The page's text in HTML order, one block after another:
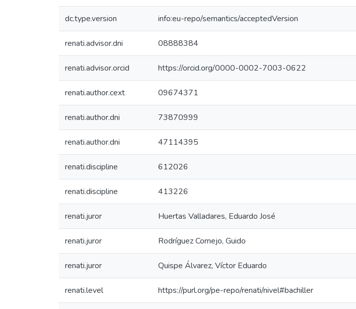
dc.type.version info:eu-repo/semantics/acceptedVersion
renati.advisor.dni 08888384
renati.advisor.orcid https://orcid.org/0000-0002-7003-0622
renati.author.cext 09674371
renati.author.dni 73870999
renati.author.dni 47114395
renati.discipline 612026
renati.discipline 413226
renati.juror Huertas Valladares, Eduardo José
renati.juror Rodríguez Cornejo, Guido
renati.juror Quispe Álvarez, Víctor Eduardo
renati.level https://purl.org/pe-repo/renati/nivel#bachiller